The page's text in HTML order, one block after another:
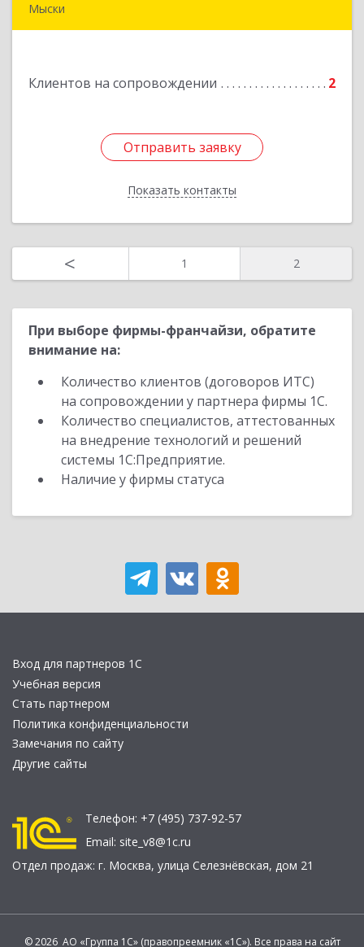
Мыски
Клиентов на сопровождении 2
Отправить заявку
Показать контакты
Подробнее
Отправить заявку
Назад
< 1 2
При выборе фирмы-франчайзи, обратите
внимание на:
Количество клиентов (договоров ИТС)
на сопровождении у партнера фирмы 1С.
Количество специалистов, аттестованных
на внедрение технологий и решений
системы 1С:Предприятие.
Наличие у фирмы статуса
Вход для партнеров 1С
Учебная версия
Стать партнером
Политика конфиденциальности
Замечания по сайту
Другие сайты
Телефон: +7 (495) 737-92-57
Email: site_v8@1c.ru
Отдел продаж: г. Москва, улица Селезнёвская, дом 21
© 2026 АО «Группа 1С» (правопреемник «1С»). Все права на сайт